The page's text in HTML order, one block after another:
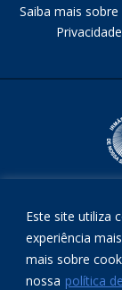
Este site utiliza
experiência
mais sobre
nossa política
Saiba mais